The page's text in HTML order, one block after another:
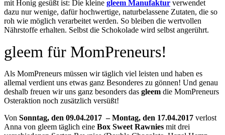
mit Honig gesüßt ist: Die kleine gleem Manufaktur verwendet
dazu nur wenige, dafür hochwertige, naturbelassene Zutaten, die so
roh wie möglich verarbeitet werden. So bleiben die wertvollen
Nährstoffe erhalten. Selbst die Schokolade wird selbst angerührt.
gleem für MomPreneurs!
Als MomPreneurs müssen wir täglich viel leisten und haben es
allemal verdient uns etwas ganz Besonderes zu gönnen! Und genau
deshalb freuen wir uns ganz besonders das gleem die MomPreneurs
Osteraktion noch zusätzlich versüßt!
Von Sonntag, den 09.04.2017 – Montag, den 17.04.2017 verlost
Anna von gleem täglich eine Box Sweet Rawnies mit drei